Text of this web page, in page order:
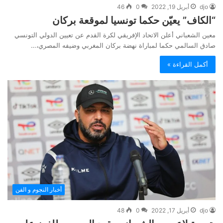
djo أبريل 19, 2022 0
46
“الكاف” يعيّن حكما تونسيا لموقعة بركان
معين الشعباني أعلن الاتحاد الإفريقي لكرة القدم عن تعيين الدولي التونسي
صادق السالمي حكما لمباراة نهضة بركان المغربي وضيفه المصري،…
أكمل القراءة »
أخبار النجوم و الفن
djo أبريل 17, 2022 0
48